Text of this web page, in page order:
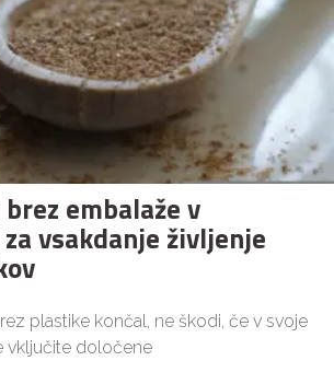
embalaže v
vsakdanje življenje
plastike končal, ne škodi, če v svoje
vključite določene